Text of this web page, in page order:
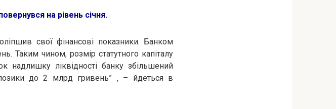
на рівень січня.
свої фінансові показники. Банком
Таким чином, розмір статутного капіталу
надлишку ліквідності банку збільшений
позики до 2 млрд гривень” , – йдеться в